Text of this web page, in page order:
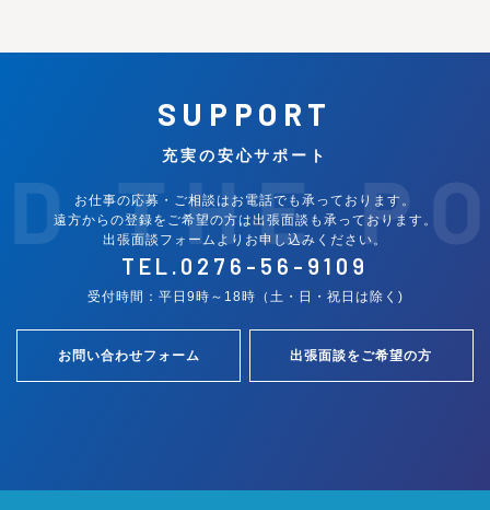
THE
SUPPORT
充実の安心サポート
お仕事の応募・ご相談はお電話でも承っております。
遠方からの登録をご希望の方は出張面談も承っております。
出張面談フォームよりお申し込みください。
TEL. 0276-56-9109
受付時間：平日9時～18時（土・日・祝日は除く)
お問い合わせフォーム 出張面談をご希望の方